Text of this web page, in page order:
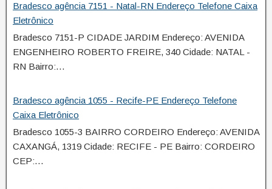
Bradesco agência 7151 - Natal-RN Endereço Telefone Caixa
Eletrônico
Bradesco 7151-P CIDADE JARDIM Endereço: AVENIDA
ENGENHEIRO ROBERTO FREIRE, 340 Cidade: NATAL -
RN Bairro:…
Bradesco agência 1055 - Recife-PE Endereço Telefone
Caixa Eletrônico
Bradesco 1055-3 BAIRRO CORDEIRO Endereço: AVENIDA
CAXANGÁ, 1319 Cidade: RECIFE - PE Bairro: CORDEIRO
CEP:…